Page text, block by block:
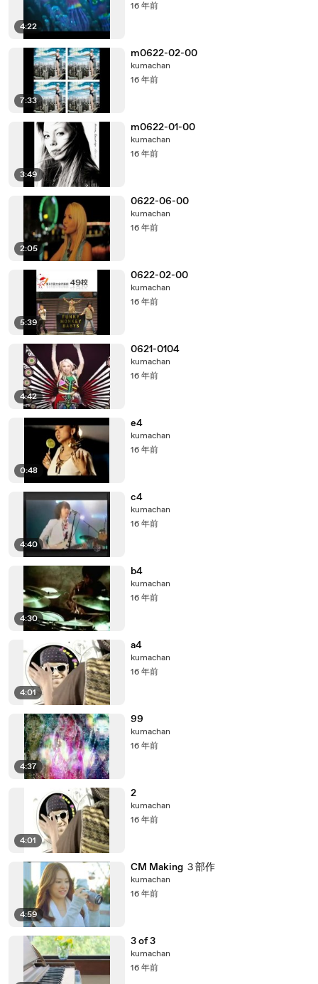
4:22
16 年前
7:33
m0622-02-00
kumachan
16 年前
3:49
m0622-01-00
kumachan
16 年前
2:05
0622-06-00
kumachan
16 年前
5:39
0622-02-00
kumachan
16 年前
4:42
0621-0104
kumachan
16 年前
0:48
e4
kumachan
16 年前
4:40
c4
kumachan
16 年前
4:30
b4
kumachan
16 年前
4:01
a4
kumachan
16 年前
4:37
99
kumachan
16 年前
4:01
2
kumachan
16 年前
4:59
CM Making ３部作
kumachan
16 年前
3 of 3
kumachan
16 年前